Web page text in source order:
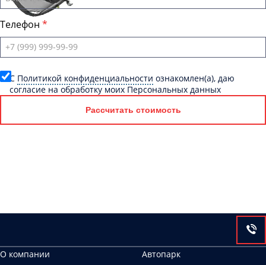
Телефон
C Политикой конфиденциальности ознакомлен(а), даю
согласие на обработку моих Персональных данных
Рассчитать стоимость
О компании Автопарк